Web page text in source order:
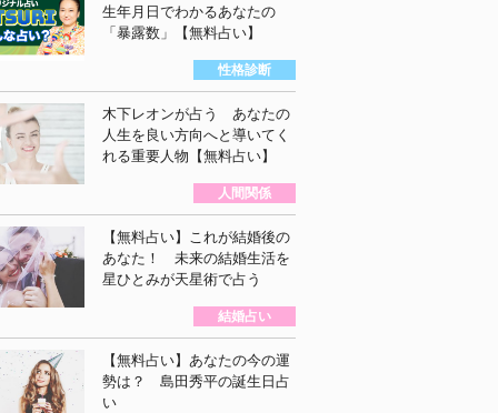
生年月日でわかるあなたの
「暴露数」【無料占い】
性格診断
木下レオンが占う あなたの
人生を良い方向へと導いてく
れる重要人物【無料占い】
人間関係
【無料占い】これが結婚後の
あなた！ 未来の結婚生活を
星ひとみが天星術で占う
結婚占い
【無料占い】あなたの今の運
勢は？ 島田秀平の誕生日占
い